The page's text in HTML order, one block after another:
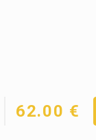
62.00 €